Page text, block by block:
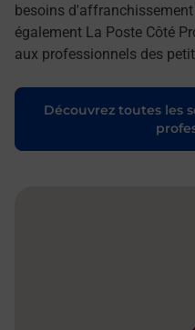
besoins
également La Poste Côté
aux professionnels des
Découvrez toutes les